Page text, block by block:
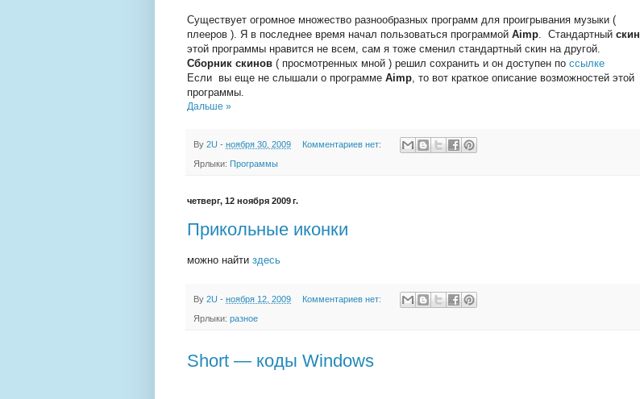
Существует огромное множество разнообразных программ для проигрывания музыки (
плееров ). Я в последнее время начал пользоваться программой Aimp . Стандартный скин
этой программы нравится не всем, сам я тоже сменил стандартный скин на другой.
Сборник скинов ( просмотренных мной ) решил сохранить и он доступен по ссылке
Если вы еще не слышали о программе Aimp , то вот краткое описание возможностей этой
программы.
Дальше »
By 2U - ноября 30, 2009 Комментариев нет:
Ярлыки: Программы
четверг, 12 ноября 2009 г.
Прикольные иконки
можно найти здесь
By 2U - ноября 12, 2009 Комментариев нет:
Ярлыки: разное
Short — коды Windows